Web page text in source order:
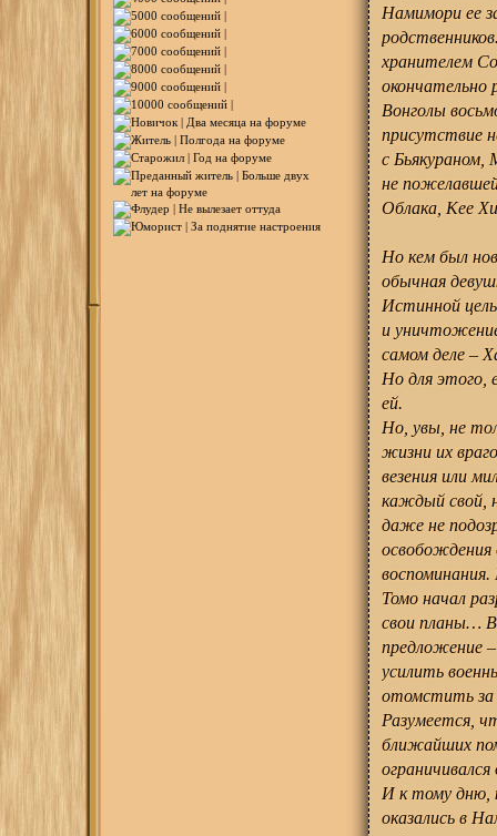
Намимори ее
хранителем
окончательно
Вонголы
присутствие
с Бьякураном,
не
Облака, Кее
Но кем был
обычная
Истинной
и
самом деле –
Но для этого,
ей.
Но, увы, не
жизни их
везения или
каждый свой,
даже не
освобождения
Томо начал
свои планы…
предложение
усилить
отомстить за
Разумеется,
ближайших
И к тому дню,
оказались в